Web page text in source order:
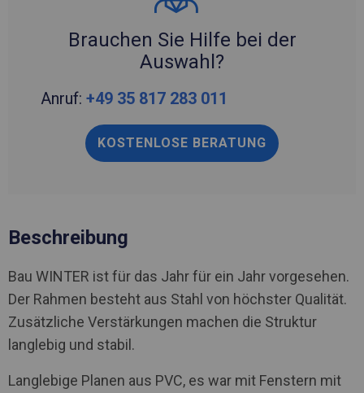
Brauchen Sie Hilfe bei der
Auswahl?
Anruf: +49 35 817 283 011
KOSTENLOSE BERATUNG
Beschreibung
Bau WINTER ist für das Jahr für ein Jahr vorgesehen.
Der Rahmen besteht aus Stahl von höchster Qualität.
Zusätzliche Verstärkungen machen die Struktur
langlebig und stabil.
Langlebige Planen aus PVC, es war mit Fenstern mit